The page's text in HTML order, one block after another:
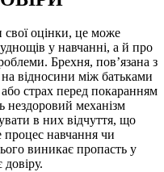
оцінки, це може
у навчанні, а й про
Брехня, пов’язана з
відносини між батьками
або страх перед покаранням
нездоровий механізм
в них відчуття, що
навчання чи
виникає пропасть у